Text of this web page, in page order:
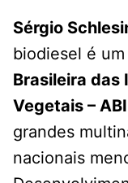
Sérgio
biodiesel é
Brasileira das
Vegetais –
grandes
nacionais